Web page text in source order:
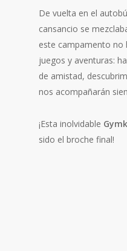
De vuelta en el
cansancio se
este campamento no
juegos y aventuras:
de amistad,
nos acompañarán
¡Esta inolvidable
sido el broche final!